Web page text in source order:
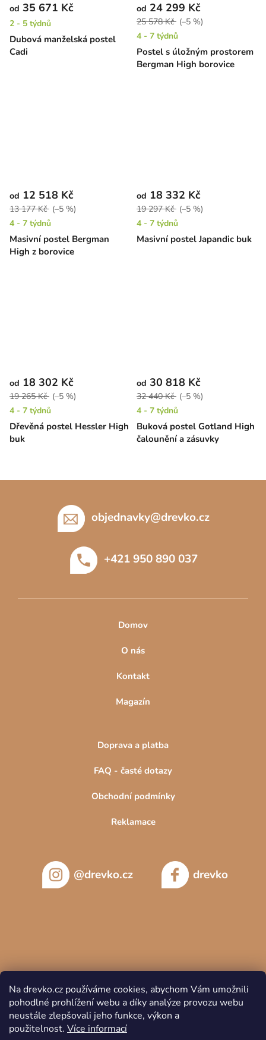
Na drevko.cz používáme cookies, abychom Vám umožnili
pohodlné prohlížení webu a díky analýze provozu webu
neustále zlepšovali jeho funkce, výkon a
použitelnost. Více informací
Dubová manželská postel
Cadi
od 35 671 Kč
2 - 5 týdnů
Postel s úložným prostorem
Bergman High borovice
od 24 299 Kč
25 578 Kč (–5 %)
4 - 7 týdnů
Masivní postel Bergman
High z borovice
od 12 518 Kč
13 177 Kč (–5 %)
4 - 7 týdnů
Masivní postel Japandic buk
od 18 332 Kč
19 297 Kč (–5 %)
4 - 7 týdnů
Dřevěná postel Hessler High
buk
od 18 302 Kč
19 265 Kč (–5 %)
4 - 7 týdnů
Buková postel Gotland High
čalounění a zásuvky
od 30 818 Kč
32 440 Kč (–5 %)
4 - 7 týdnů
objednavky@drevko.cz
+421 950 890 037
Domov
O nás
Kontakt
Magazín
Doprava a platba
FAQ - časté dotazy
Obchodní podmínky
Reklamace
@drevko.cz drevko